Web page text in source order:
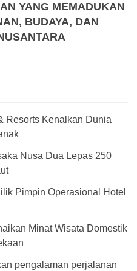
YANG MEMADUKAN
BUDAYA, DAN
Resorts Kenalkan Dunia
Nusa Dua Lepas 250
Pimpin Operasional Hotel
Minat Wisata Domestik
pengalaman perjalanan